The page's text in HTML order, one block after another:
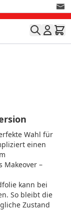
Wahl für
einen
Makeover –
kann bei
So bleibt die
Zustand